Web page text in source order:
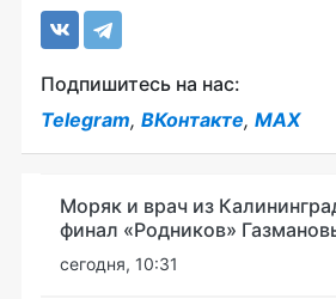
Подпишитесь на нас:
Telegram, ВКонтакте, MAX
Моряк и врач из
финал «Родников»
сегодня, 10:31